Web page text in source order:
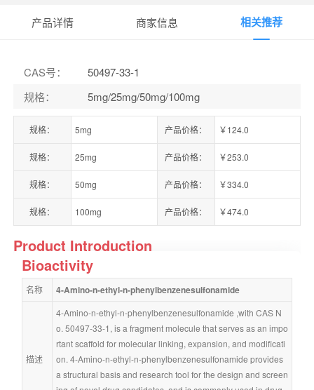
产品详情 商家信息 相关推荐
CAS号：
50497-33-1
规格： 5mg/25mg/50mg/100mg
规格： 5mg 产品价格： ￥124.0
规格： 25mg 产品价格： ￥253.0
规格： 50mg 产品价格： ￥334.0
规格： 100mg 产品价格： ￥474.0
Product Introduction
Bioactivity
名称 4-Amino-n-ethyl-n-phenylbenzenesulfonamide
描述
4-Amino-n-ethyl-n-phenylbenzenesulfonamide ,with CAS N
o. 50497-33-1, is a fragment molecule that serves as an impo
rtant scaffold for molecular linking, expansion, and modificati
on. 4-Amino-n-ethyl-n-phenylbenzenesulfonamide provides
a structural basis and research tool for the design and screen